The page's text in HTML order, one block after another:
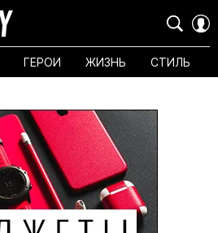
ГЕРОИ ЖИЗНЬ СТИЛЬ